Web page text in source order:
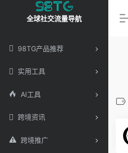
全球社交流量导航
98TG产品推荐
实用工具
AI工具
跨境资讯
跨境推广